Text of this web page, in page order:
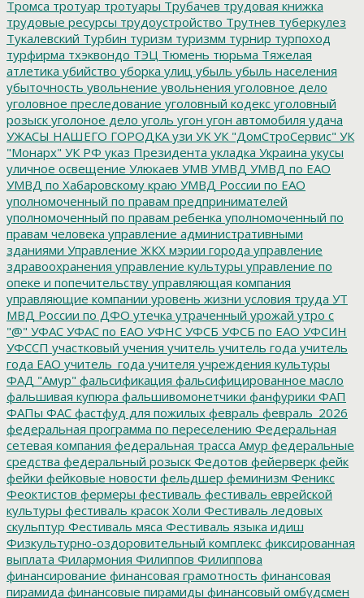
Тромса тротуар тротуары Трубачев трудовая книжка
трудовые ресурсы трудоустройство Трутнев туберкулез
Тукалевский Турбин туризм туризмм турнир турпоход
турфирма тхэквондо ТЭЦ Тюмень тюрьма Тяжелая
атлетика убийство уборка улиц убыль убыль населения
убыточность увольнение увольнения уголовное дело
уголовное преследование уголовный кодекс уголовный
розыск уголоное дело уголь угон угон автомобиля удача
УЖАСЫ НАШЕГО ГОРОДКА узи УК УК "ДомСтроСервис" УК
"Монарх" УК РФ указ Президента укладка Украина укусы
уличное освещение Улюкаев УМВ УМВД УМВД по ЕАО
УМВД по Хабаровскому краю УМВД России по ЕАО
уполномоченный по правам предпринимателей
уполномоченный по правам ребенка уполномоченный по
правам человека управление административными
зданиями Управление ЖКХ мэрии города управление
здравоохранения управление культуры управление по
опеке и попечительству управляющая компания
управляющие компании уровень жизни условия труда УТ
МВД России по ДФО утечка утраченный урожай утро с
"@" УФАС УФАС по ЕАО УФНС УФСБ УФСБ по ЕАО УФСИН
УФССП участковый учения учитель учитель года учитель
года ЕАО учитель_года учителя учреждения культуры
ФАД "Амур" фальсификация фальсифицированное масло
фальшивая купюра фальшивомонетчики фанфурики ФАП
ФАПы ФАС фастфуд для пожилых февраль февраль_2026
федеральная программа по переселению Федеральная
сетевая компания федеральная трасса Амур федеральные
средства федеральный розыск Федотов фейерверк фейк
фейки фейковые новости фельдшер феминизм Феникс
Феоктистов фермеры фестиваль фестиваль еврейской
культуры фестиваль красок Холи Фестиваль ледовых
скульптур Фестиваль мяса Фестиваль языка идиш
Физкультурно-оздоровительный комплекс фиксированная
выплата Филармония Филиппов Филиппова
финансирование финансовая грамотность финансовая
пирамида финансовые пирамиды финансовый омбудсмен